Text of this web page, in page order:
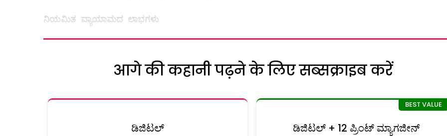
ನಿಯಮಿತ ವ್ಯಾಯಾಮದ ಲಾಭಗಳು
आगे की कहानी पढ़ने के लिए सब्सक्राइब करें
ಡಿಜಿಟಲ್ ಡಿಜಿಟಲ್ + 12 ಪ್ರಿಂಟ್ ಮ್ಯಾಗಜೀನ್